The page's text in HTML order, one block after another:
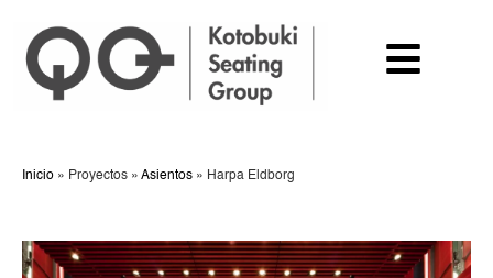
Inicio » Proyectos » Asientos » Harpa Eldborg